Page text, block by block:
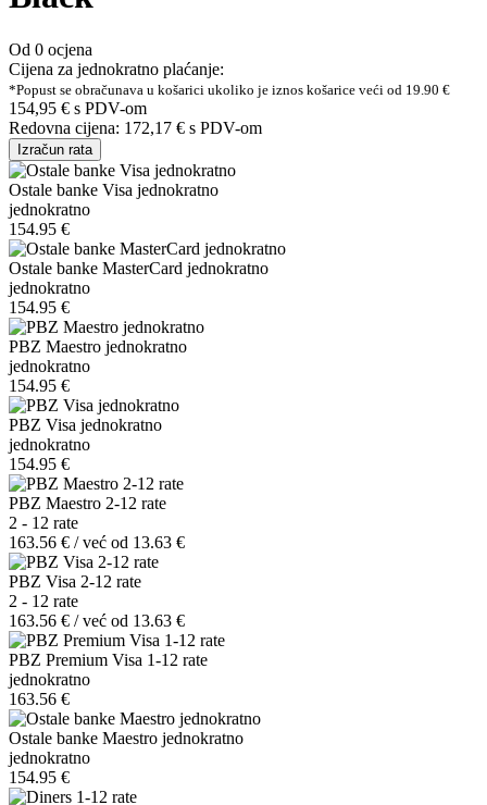
Od 0 ocjena
Cijena za jednokratno plaćanje:
*Popust se obračunava u košarici ukoliko je iznos košarice veći od 19.90 €
154,95 € s PDV-om
Redovna cijena: 172,17 € s PDV-om
Izračun rata
Ostale banke Visa jednokratno
jednokratno
154.95 €
Ostale banke MasterCard jednokratno
jednokratno
154.95 €
PBZ Maestro jednokratno
jednokratno
154.95 €
PBZ Visa jednokratno
jednokratno
154.95 €
PBZ Maestro 2-12 rate
2 - 12 rate
163.56 € / već od 13.63 €
PBZ Visa 2-12 rate
2 - 12 rate
163.56 € / već od 13.63 €
PBZ Premium Visa 1-12 rate
jednokratno
163.56 €
Ostale banke Maestro jednokratno
jednokratno
154.95 €